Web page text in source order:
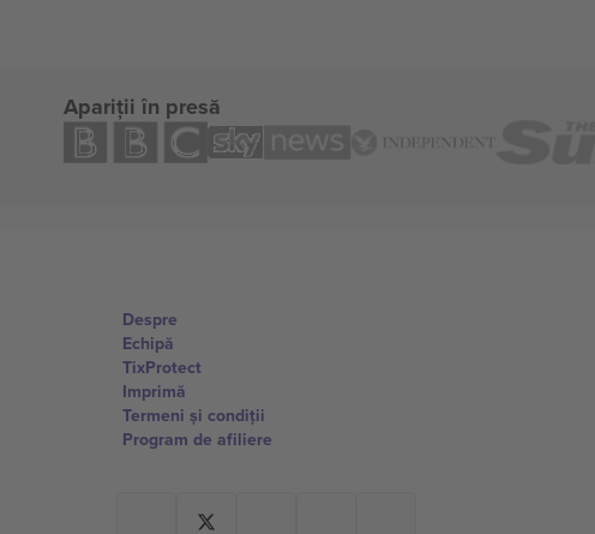
Apariții în presă
Despre
Echipă
TixProtect
Imprimă
Termeni și condiții
Program de afiliere